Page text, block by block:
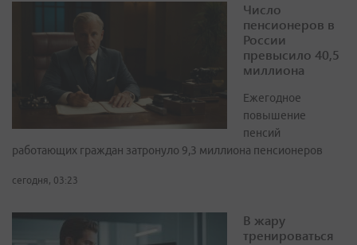
Число
пенсионеров в
России
превысило 40,5
миллиона
Ежегодное
повышение
пенсий
работающих граждан затронуло 9,3 миллиона пенсионеров
сегодня, 03:23
В жару
тренироваться